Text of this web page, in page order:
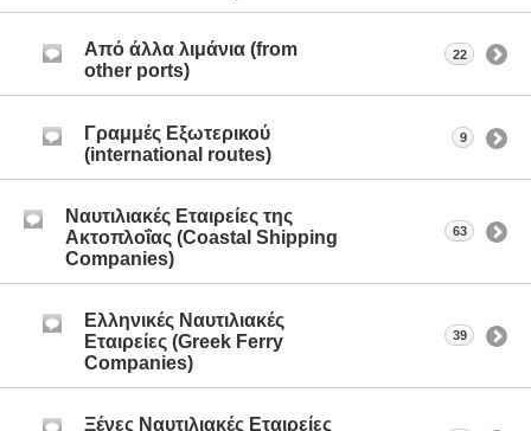
Από άλλα λιμάνια (from
other ports)
22
Γραμμές Εξωτερικού
(international routes)
9
Ναυτιλιακές Εταιρείες της
Ακτοπλοΐας (Coastal Shipping
Companies)
63
Ελληνικές Ναυτιλιακές
Εταιρείες (Greek Ferry
Companies)
39
Ξένες Ναυτιλιακές Εταιρείες